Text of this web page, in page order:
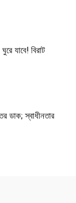
যাবে! বিরাট
স্বাধীনতার